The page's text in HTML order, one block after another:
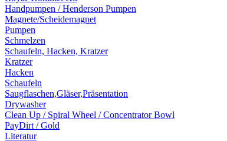
Handpumpen / Henderson Pumpen
Magnete/Scheidemagnet
Pumpen
Schmelzen
Schaufeln, Hacken, Kratzer
Kratzer
Hacken
Schaufeln
Saugflaschen,Gläser,Präsentation
Drywasher
Clean Up / Spiral Wheel / Concentrator Bowl
PayDirt / Gold
Literatur